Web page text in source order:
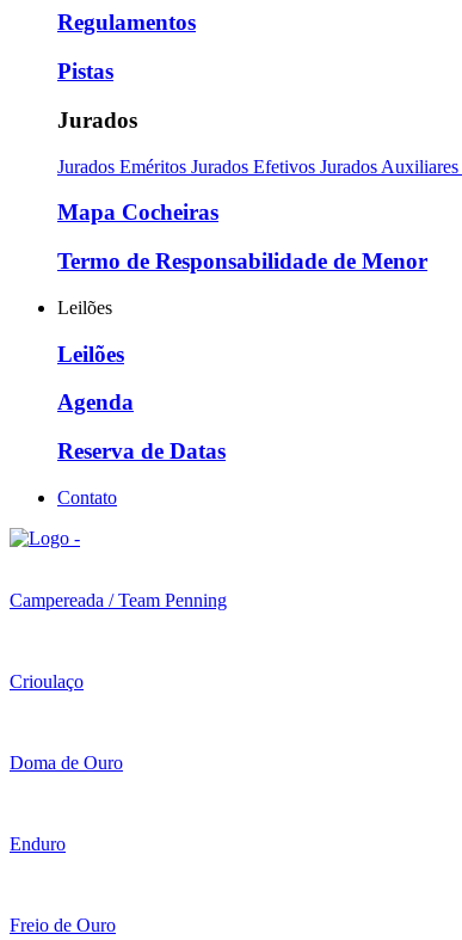
Regulamentos
Pistas
Jurados
Jurados Eméritos Jurados Efetivos Jurados Auxiliares
Mapa Cocheiras
Termo de Responsabilidade de Menor
Leilões
Leilões
Agenda
Reserva de Datas
Contato
Campereada / Team Penning
Crioulaço
Doma de Ouro
Enduro
Freio de Ouro